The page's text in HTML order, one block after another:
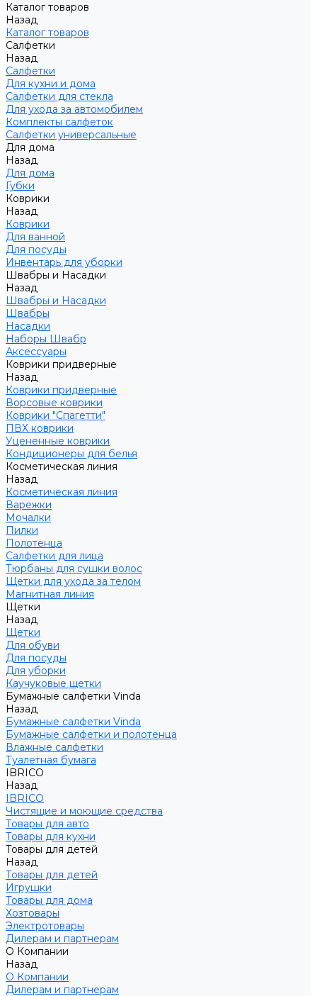
Каталог товаров
Назад
Каталог товаров
Салфетки
Назад
Салфетки
Для кухни и дома
Салфетки для стекла
Для ухода за автомобилем
Комплекты салфеток
Салфетки универсальные
Для дома
Назад
Для дома
Губки
Коврики
Назад
Коврики
Для ванной
Для посуды
Инвентарь для уборки
Швабры и Насадки
Назад
Швабры и Насадки
Швабры
Насадки
Наборы Швабр
Аксессуары
Коврики придверные
Назад
Коврики придверные
Ворсовые коврики
Коврики "Спагетти"
ПВХ коврики
Уцененные коврики
Кондиционеры для белья
Косметическая линия
Назад
Косметическая линия
Варежки
Мочалки
Пилки
Полотенца
Салфетки для лица
Тюрбаны для сушки волос
Щетки для ухода за телом
Магнитная линия
Щетки
Назад
Щетки
Для обуви
Для посуды
Для уборки
Каучуковые щетки
Бумажные салфетки Vinda
Назад
Бумажные салфетки Vinda
Бумажные салфетки и полотенца
Влажные салфетки
Туалетная бумага
IBRICO
Назад
IBRICO
Чистящие и моющие средства
Товары для авто
Товары для кухни
Товары для детей
Назад
Товары для детей
Игрушки
Товары для дома
Хозтовары
Электротовары
Дилерам и партнерам
О Компании
Назад
О Компании
Дилерам и партнерам